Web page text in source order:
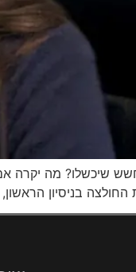
שיכשלו? מה יקרה
כבר תצליח. אף אחד מהסביבה שלהם גם